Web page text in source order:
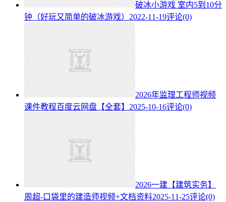
破冰小游戏 室内5到10分
钟（好玩又简单的破冰游戏） 2022-11-19评论(0)
2026年监理工程师视频
课件教程百度云网盘【全套】 2025-10-16评论(0)
2026一建【建筑实务】
周超-口袋里的建造师视频+文档资料2025-11-25评论(0)